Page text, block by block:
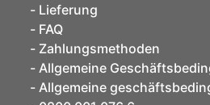
Lieferung
FAQ
Zahlungsmethoden
Allgemeine
Allgemeine